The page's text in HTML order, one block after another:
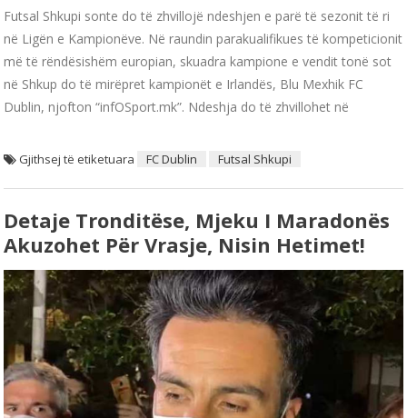
Futsal Shkupi sonte do të zhvillojë ndeshjen e parë të sezonit të ri
në Ligën e Kampionëve. Në raundin parakualifikues të kompeticionit
më të rëndësishëm europian, skuadra kampione e vendit tonë sot
në Shkup do të mirëpret kampionët e Irlandës, Blu Mexhik FC
Dublin, njofton “infOSport.mk”. Ndeshja do të zhvillohet në
Gjithsej të etiketuara FC Dublin Futsal Shkupi
Detaje Tronditëse, Mjeku I Maradonës
Akuzohet Për Vrasje, Nisin Hetimet!